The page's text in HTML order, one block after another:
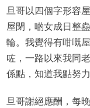
旦哥以四個字形容
屋閉，啲女成日整
輪。我覺得有咁嘅
咗，一路以來我同
係點，知道我點努力
旦哥謝絕應酬，每